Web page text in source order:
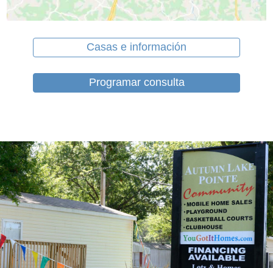
Casas e información
Programar consulta